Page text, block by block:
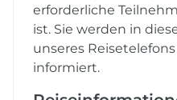
erforderliche
ist. Sie werden in
unseres
informiert.